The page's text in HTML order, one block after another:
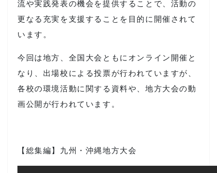
流や実践発表の機会を提供することで、活動の
更なる充実を支援することを目的に開催されて
います。
今回は地方、全国大会ともにオンライン開催と
なり、出場校による投票が行われていますが、
各校の環境活動に関する資料や、地方大会の動
画公開が行われています。
【総集編】九州・沖縄地方大会